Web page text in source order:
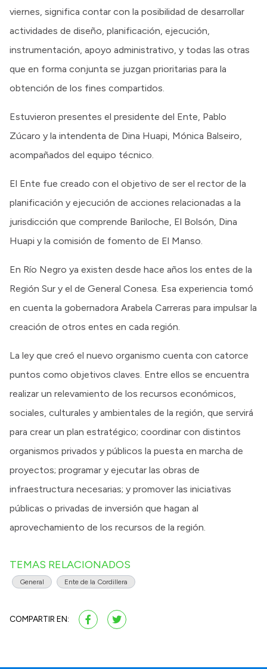
viernes, significa contar con la posibilidad de desarrollar
actividades de diseño, planificación, ejecución,
instrumentación, apoyo administrativo, y todas las otras
que en forma conjunta se juzgan prioritarias para la
obtención de los fines compartidos.
Estuvieron presentes el presidente del Ente, Pablo
Zúcaro y la intendenta de Dina Huapi, Mónica Balseiro,
acompañados del equipo técnico.
El Ente fue creado con el objetivo de ser el rector de la
planificación y ejecución de acciones relacionadas a la
jurisdicción que comprende Bariloche, El Bolsón, Dina
Huapi y la comisión de fomento de El Manso.
En Río Negro ya existen desde hace años los entes de la
Región Sur y el de General Conesa. Esa experiencia tomó
en cuenta la gobernadora Arabela Carreras para impulsar la
creación de otros entes en cada región.
La ley que creó el nuevo organismo cuenta con catorce
puntos como objetivos claves. Entre ellos se encuentra
realizar un relevamiento de los recursos económicos,
sociales, culturales y ambientales de la región, que servirá
para crear un plan estratégico; coordinar con distintos
organismos privados y públicos la puesta en marcha de
proyectos; programar y ejecutar las obras de
infraestructura necesarias; y promover las iniciativas
públicas o privadas de inversión que hagan al
aprovechamiento de los recursos de la región.
TEMAS RELACIONADOS
General Ente de la Cordillera
COMPARTIR EN: